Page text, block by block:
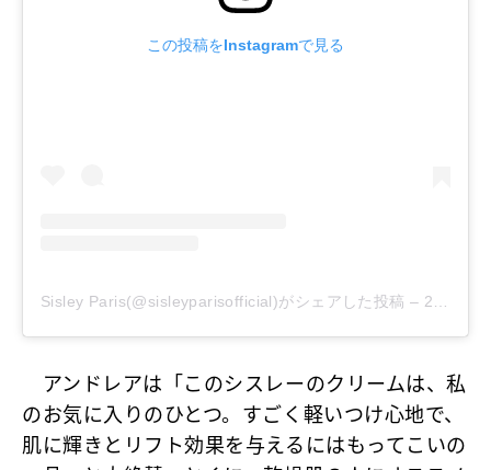
この投稿をInstagramで見る
Sisley Paris(@sisleyparisofficial)がシェアした投稿 – 2020年 4月月21日午前9時10分PDT
アンドレアは「このシスレーのクリームは、私
のお気に入りのひとつ。すごく軽いつけ心地で、
肌に輝きとリフト効果を与えるにはもってこいの